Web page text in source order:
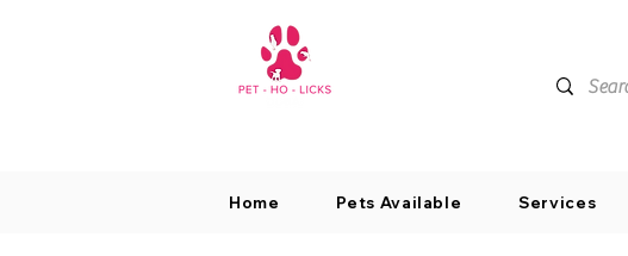
Home Pets Available Services